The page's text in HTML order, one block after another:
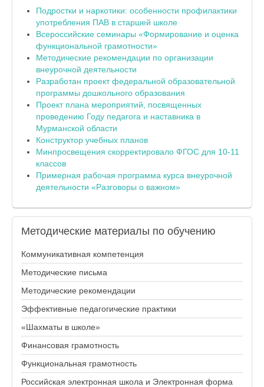
Подростки и наркотики: особенности профилактики
употребления ПАВ в старшей школе
Всероссийские семинары «Формирование и оценка
функциональной грамотности»
Методические рекомендации по организации
внеурочной деятельности
Разработан проект федеральной образовательной
программы дошкольного образования
Проект плана мероприятий, посвященных
проведению Году педагога и наставника в
Мурманской области
Конструктор учебных планов
Минпросвещения скорректировало ФГОС для 10-11
классов
Примерная рабочая программа курса внеурочной
деятельности «Разговоры о важном»
Методические материалы по обучению
Коммуникативная компетенция
Методические письма
Методические рекомендации
Эффективные педагогические практики
«Шахматы в школе»
Финансовая грамотность
Функциональная грамотность
Российская электронная школа и Электронная форма